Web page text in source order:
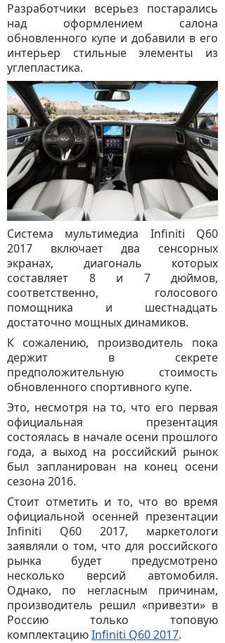
Разработчики всерьез постарались
над оформлением салона
обновленного купе и добавили в его
интерьер стильные элементы из
углепластика.
Система мультимедиа Infiniti Q60
2017 включает два сенсорных
экранах, диагональ которых
составляет 8 и 7 дюймов,
соответственно, голосового
помощника и шестнадцать
достаточно мощных динамиков.
К сожалению, производитель пока
держит в секрете
предположительную стоимость
обновленного спортивного купе.
Это, несмотря на то, что его первая
официальная презентация
состоялась в начале осени прошлого
года, а выход на российский рынок
был запланирован на конец осени
сезона 2016.
Стоит отметить и то, что во время
официальной осенней презентации
Infiniti Q60 2017, маркетологи
заявляли о том, что для российского
рынка будет предусмотрено
несколько версий автомобиля.
Однако, по негласным причинам,
производитель решил «привезти» в
Россию только топовую
комплектациюInfiniti Q60 2017.